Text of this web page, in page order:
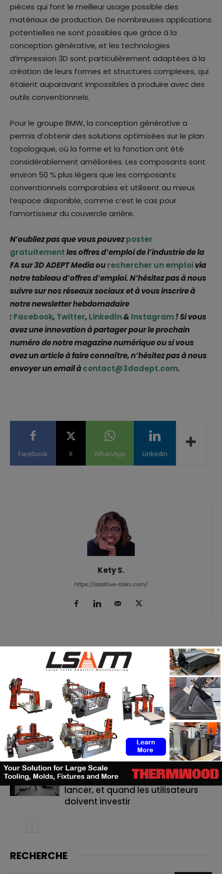
pièces qui font le meilleur usage possible des
matériaux de production. De nombreuses applications
potentielles ne sont possibles que grâce à la
conception générative, et les technologies
d’impression 3D sont particulièrement adaptées à la
création de leurs formes et structures complexes, qui
étaient auparavant impossibles à produire avec des
outils conventionnels.
Pour le groupe BMW, la conception générative a
permis d’obtenir des solutions optimisées sur le plan
topologique, où la forme et la fonction ont été
considérablement améliorées. Les composants sont
environ 50 % plus légers que les composants
conventionnels comparables et utilisent au mieux
l’espace disponible, comme c’est le cas pour
l’amortisseur du couvercle arrière.
N’oubliez pas que vous pouvezposter
gratuitementles offres d’emploi de l’industrie de la
FA sur 3D ADEPT Media ourechercher un emploivia
notre tableau d’offres d’emploi. N’hésitez pas à nous
suivre sur nos réseaux sociaux et à vous inscrire à
notre newsletter hebdomadaire
: Facebook,Twitter,LinkedIn& Instagram! Si vous
avez une innovation à partager pour le prochain
numéro de notre magazine numérique ou si vous
avez un article à faire connaître, n’hésitez pas à nous
envoyer un email àcontact@3dadept.com.
Facebook X WhatsApp Linkedin
Kety S.
https://additive-talks.com/
RELATED ARTICLES MORE FROM AUTHOR
ASTM prépare un cadre normatif
pour les pièces céramiques
imprimées en 3D
TE Connectivity mise sur
l’impression 3D pour la fabrication
de cathéters
Le bon moment en FA : quand les
fabricants de machines doivent
lancer, et quand les utilisateurs
doivent investir
RECHERCHE
×